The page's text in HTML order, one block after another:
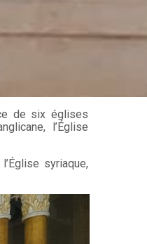
de six églises
l’Église
syriaque,